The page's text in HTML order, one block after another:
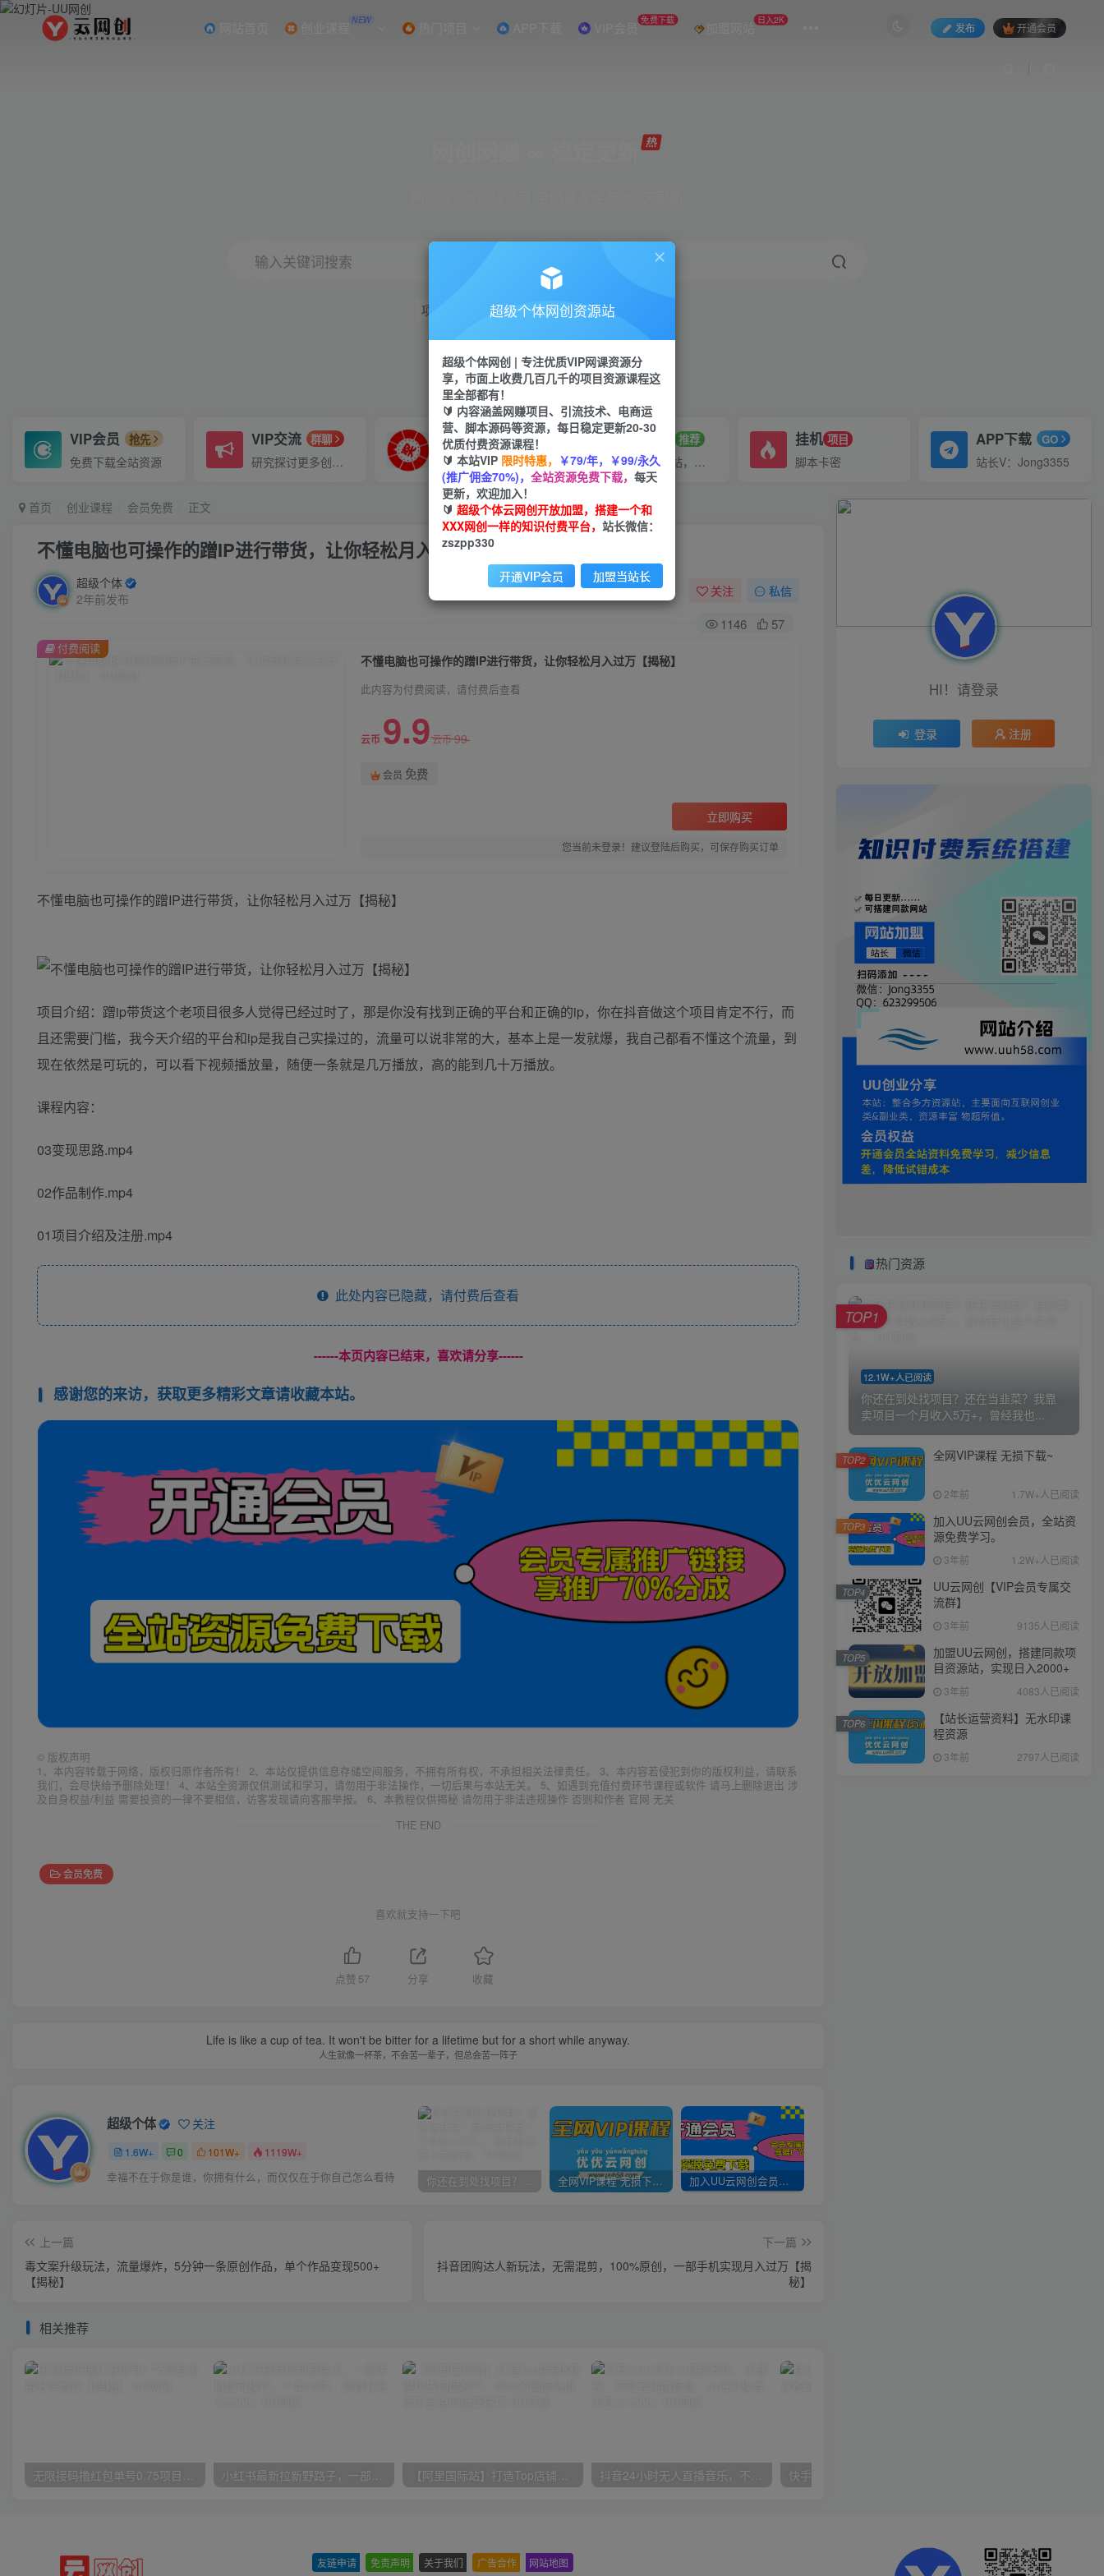
创业课程 NEW 热门项目 APP下载 VIP会员 免费下载 加盟网站 日入2K
发布 开通会员
输入关键词搜索
项目 引流 短视频 小红书
VIP会员 抢先
免费下载全站资源
VIP交流 群聊
研究探讨更多创业项目路子。
VIP推广
70%分佣
会员专属推广链接
招募站长 推荐
搭建同款网站，自己当老板
挂机 项目
脚本卡密
APP下载 GO
站长V：Jong3355
首页 创业课程 会员免费 正文
不懂电脑也可操作的蹭IP进行带货，让你轻松月入过万【揭秘】
超级个体
2年前发布
关注 私信
1146 57
不懂电脑也可操作的蹭IP进行带货，让你轻松月入过万【揭秘】
此内容为付费阅读，请付费后查看
云币 9.9云币99
会员 免费
立即购买
您当前未登录！建议登陆后购买，可保存购买订单
付费阅读
不懂电脑也可操作的蹭IP进行带货，让你轻松月入过万【揭秘】
项目介绍：蹭ip带货这个老项目很多人觉得已经过时了，那是你没有找到正确的平台和正确的ip，你在抖音做这个项目肯定不行，而
且还需要门槛，我今天介绍的平台和ip是我自己实操过的，流量可以说非常的大，基本上是一发就爆，我自己都看不懂这个流量，到
现在依然是可玩的，可以看下视频播放量，随便一条就是几万播放，高的能到几十万播放。
课程内容：
03变现思路.mp4
02作品制作.mp4
01项目介绍及注册.mp4
此处内容已隐藏，请付费后查看
------本页内容已结束，喜欢请分享------
感谢您的来访，获取更多精彩文章请收藏本站。
© 版权声明
1、本内容转载于网络，版权归原作者所有！ 2、本站仅提供信息存储空间服务，不拥有所有权，不承担相关法律责任。 3、本内容若侵犯到你的版权利益，请联系
我们，会尽快给予删除处理！ 4、本站全资源仅供测试和学习，请勿用于非法操作，一切后果与本站无关。 5、如遇到充值付费环节课程或软件 请马上删除退出 涉
及自身权益/利益 需要投资的一律不要相信，访客发现请向客服举报。 6、本教程仅供揭秘 请勿用于非法违规操作 否则和作者 官网 无关
THE END
会员免费
喜欢就支持一下吧
点赞 57 分享 收藏
Life is like a cup of tea. It won't be bitter for a lifetime but for a short while anyway.
人生就像一杯茶，不会苦一辈子，但总会苦一阵子
超级个体 关注
1.6W+ 0 101W+ 1119W+
幸福不在于你是谁，你拥有什么，而仅仅在于你自己怎么看待 你还在到处找项目？还在当韭菜？我靠卖项目一个月收入5万+，曾经我也是个失败者。 全网VIP课程 无损下载~ 加入UU云网创会员，全站资源免费学习。
上一篇
毒文案升级玩法，流量爆炸，5分钟一条原创作品，单个作品变现500+
【揭秘】
下一篇
抖音团购达人新玩法，无需混剪，100%原创，一部手机实现月入过万【揭
秘】
相关推荐
无限接码撸红包单号0.75项目无偿分享给你【揭秘】 小红书最新拉新野路子，一部手机即可操作，一单15块，做得好日入2000+ 【阿里国际站】打造Top店铺&获得优质询盘客户，​95%的国际站讲师不会说的运营技巧 抖音24小时无人直播音乐，不违规，不封号纯撸音浪，小白实操当天日入1000+
HI！请登录
登录 注册
热门资源
12.1W+人已阅读
你还在到处找项目？还在当韭菜？我靠
卖项目一个月收入5万+，曾经我也...
TOP1
全网VIP课程 无损下载~
2年前 1.7W+人已阅读
TOP2
加入UU云网创会员，全站资
源免费学习。
3年前 1.2W+人已阅读
TOP3
UU云网创【VIP会员专属交
流群】
3年前 9135人已阅读
TOP4
加盟UU云网创，搭建同款项
目资源站，实现日入2000+
3年前 4083人已阅读
TOP5
【站长运营资料】无水印课
程资源
3年前 2797人已阅读
TOP6
友链申请 免责声明 关于我们 广告合作 网站地图
超级个体网创资源站
超级个体网创 | 专注优质VIP网课资源分
享，市面上收费几百几千的项目资源课程这
里全部都有！
🔰 内容涵盖网赚项目、引流技术、电商运
营、脚本源码等资源，每日稳定更新20-30
优质付费资源课程！
🔰 本站VIP 限时特惠， ￥79/年，￥99/永久
(推广佣金70%)， 全站资源免费下载， 每天
更新，欢迎加入！
🔰 超级个体云网创开放加盟，搭建一个和
XXX网创一样的知识付费平台， 站长微信：
zszpp330
开通VIP会员 加盟当站长